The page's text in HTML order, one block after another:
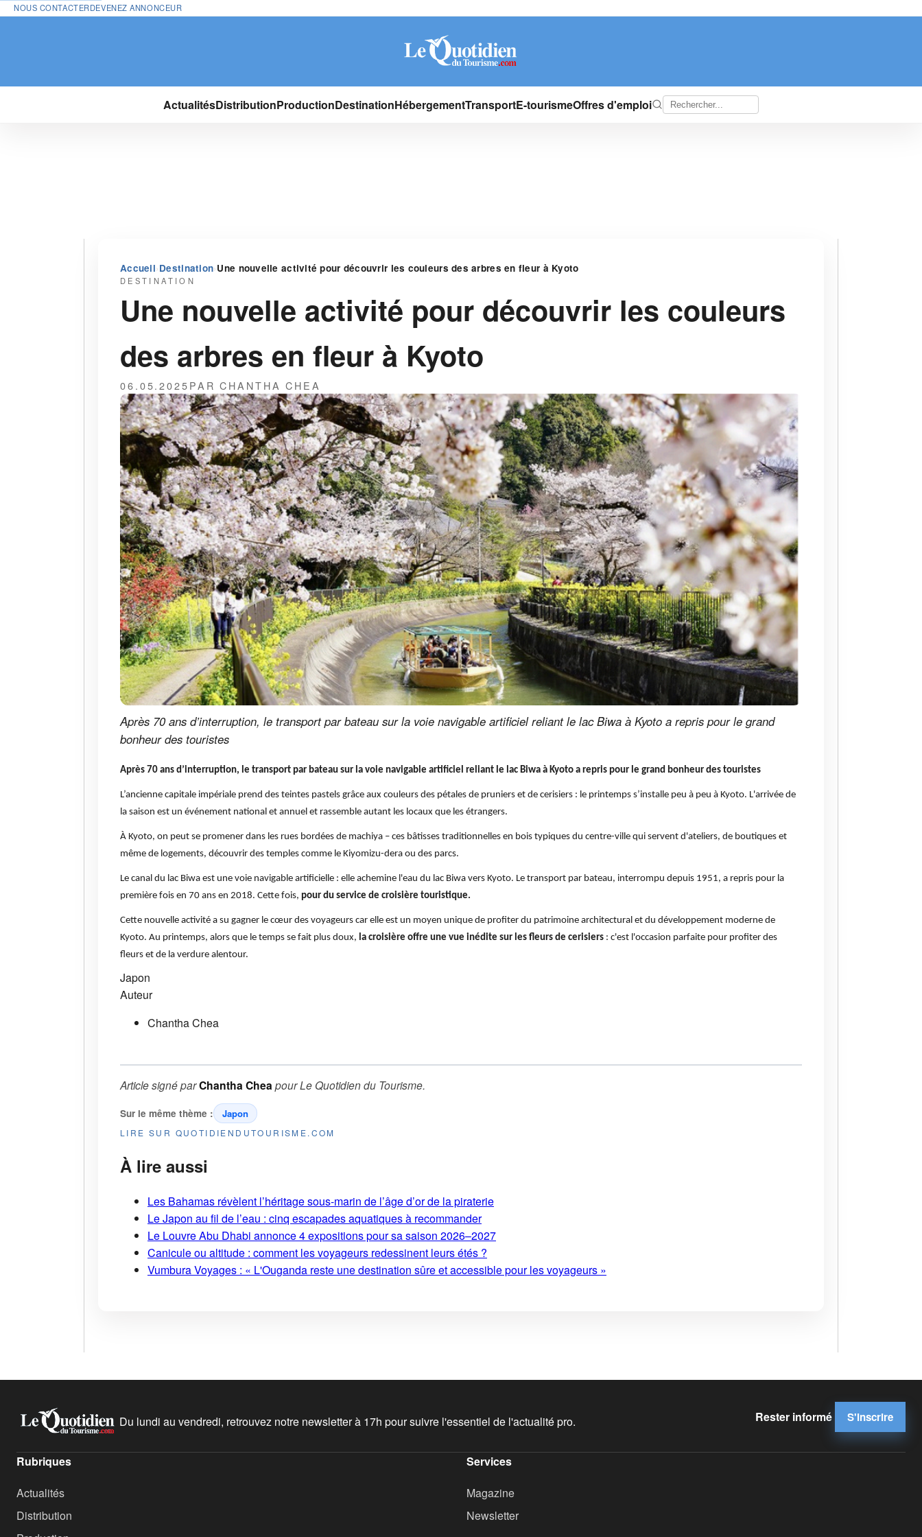
NOUS CONTACTERDEVENEZ ANNONCEUR
ActualitésDistributionProductionDestinationHébergementTransportE-tourismeOffres d'emploi
Accueil›Destination›Une nouvelle activité pour découvrir les couleurs des arbres en fleur à Kyoto
DESTINATION
Une nouvelle activité pour découvrir les couleurs
des arbres en fleur à Kyoto
06.05.2025PAR CHANTHA CHEA
Après 70 ans d’interruption, le transport par bateau sur la voie navigable artificiel reliant le lac Biwa à Kyoto a repris pour le grand
bonheur des touristes
Après 70 ans d’interruption, le transport par bateau sur la voie navigable artificiel reliant le lac Biwa à Kyoto a repris pour le grand bonheur des touristes
L’ancienne capitale impériale prend des teintes pastels grâce aux couleurs des pétales de pruniers et de cerisiers : le printemps s’installe peu à peu à Kyoto. L'arrivée de
la saison est un événement national et annuel et rassemble autant les locaux que les étrangers.
À Kyoto, on peut se promener dans les rues bordées de machiya – ces bâtisses traditionnelles en bois typiques du centre-ville qui servent d'ateliers, de boutiques et
même de logements, découvrir des temples comme le Kiyomizu-dera ou des parcs.
Le canal du lac Biwa est une voie navigable artificielle : elle achemine l'eau du lac Biwa vers Kyoto. Le transport par bateau, interrompu depuis 1951, a repris pour la
première fois en 70 ans en 2018. Cette fois, pour du service de croisière touristique.
Cette nouvelle activité a su gagner le cœur des voyageurs car elle est un moyen unique de profiter du patrimoine architectural et du développement moderne de
Kyoto. Au printemps, alors que le temps se fait plus doux, la croisière offre une vue inédite sur les fleurs de cerisiers : c'est l'occasion parfaite pour profiter des
fleurs et de la verdure alentour.
Japon
Auteur
Chantha Chea
Article signé parChantha Chea pourLe Quotidien du Tourisme.
Sur le même thème : Japon
LIRE SUR QUOTIDIENDUTOURISME.COM
À lire aussi
Les Bahamas révèlent l’héritage sous-marin de l’âge d’or de la piraterie
Le Japon au fil de l’eau : cinq escapades aquatiques à recommander
Le Louvre Abu Dhabi annonce 4 expositions pour sa saison 2026–2027
Canicule ou altitude : comment les voyageurs redessinent leurs étés ?
Vumbura Voyages : « L'Ouganda reste une destination sûre et accessible pour les voyageurs »
Du lundi au vendredi, retrouvez notre newsletter à 17h pour suivre l'essentiel de l'actualité pro. Rester informé S'inscrire
Rubriques
Actualités
Distribution
Services
Magazine
Newsletter